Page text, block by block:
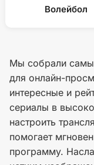
Волейбол
Мы собрали
для онлайн-
интересные и
сериалы в
настроить
помогает
программу.